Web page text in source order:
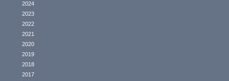
2024
2023
2022
2021
2020
2019
2018
2017